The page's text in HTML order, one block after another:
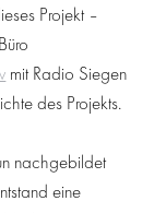
Projekt –
mit Radio Siegen
des Projekts.
nachgebildet
eine